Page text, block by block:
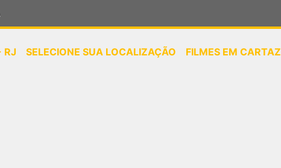
RJ SELECIONE SUA LOCALIZAÇÃO FILMES EM CARTAZ